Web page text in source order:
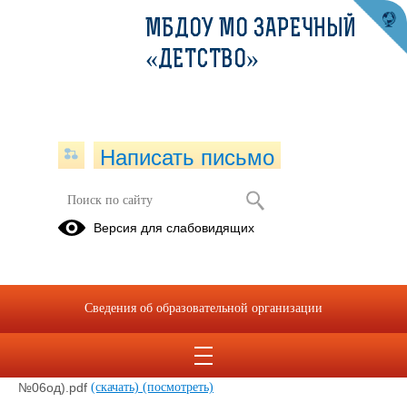
Политика в области охраны труда и
безопасности образовательного
Политика в области ОТ (утв. приказом от 11.01.2021г.
№06од).pdf (скачать) (посмотреть)
МБДОУ МО ЗАРЕЧНЫЙ
«ДЕТСТВО»
Написать письмо
Версия для слабовидящих
Сведения об образовательной организации